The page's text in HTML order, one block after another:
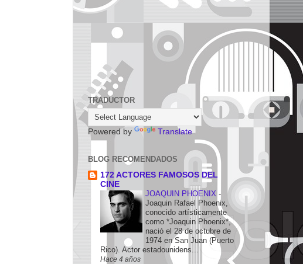
TRADUCTOR
Powered by Translate
BLOG RECOMENDADOS
172 ACTORES FAMOSOS DEL
CINE
JOAQUIN PHOENIX -
Joaquin Rafael Phoenix,
conocido artísticamente
como *Joaquin Phoenix*,
nació el 28 de octubre de
1974 en San Juan (Puerto
Rico). Actor estadounidens...
Hace 4 años